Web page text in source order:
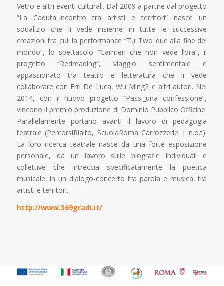
Vetro e altri eventi culturali. Dal 2009 a partire dal progetto
“La Caduta_incontro tra artisti e territori” nasce un
sodalizio che li vede insieme in tutte le successive
creazioni tra cui: la performance “Tu_Two_due alla fine del
mondo”, lo spettacolo “Carmen che non vede l’ora”, il
progetto “Redreading”, viaggio sentimentale e
appassionato tra teatro e letteratura che li vede
collaborare con Erri De Luca, Wu Ming2 e altri autori. Nel
2014, con il nuovo progetto “Passi_una confessione”,
vincono il premio produzione di Dominio Pubblico Officine.
Parallelamente portano avanti il lavoro di pedagogia
teatrale (PercorsiRialto, ScuolaRoma Carrozzerie | n.o.t).
La loro ricerca teatrale nasce da una forte esposizione
personale, da un lavoro sulle biografie individuali e
collettive che intreccia specificatamente la poetica
musicale, in un dialogo-concerto tra parola e musica, tra
artisti e territori.
http://www.369gradi.it/